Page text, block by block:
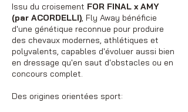
Issu du croisement FOR FINAL x AMY
(par ACORDELLI), Fly Away bénéficie
d'une génétique reconnue pour produire
des chevaux modernes, athlétiques et
polyvalents, capables d'évoluer aussi bien
en dressage qu'en saut d'obstacles ou en
concours complet.
Des origines orientées sport: